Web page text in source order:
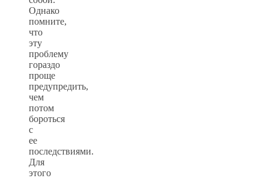
Однако
помните,
что
эту
проблему
гораздо
проще
предупредить,
чем
потом
бороться
с
ее
последствиями.
Для
этого